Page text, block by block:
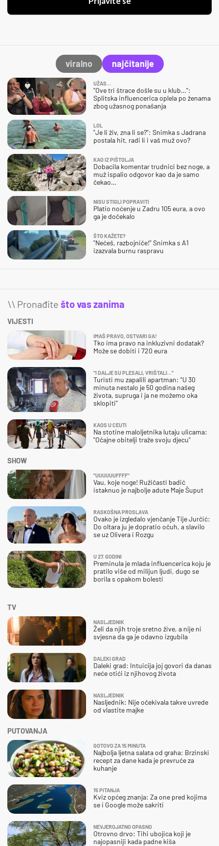
viralno najčitanije
UŽAS…
"Ove tri štrace došle su u klub…":
Splitska influencerica oplela po ženama
zbog užasnog ponašanja
LOL
"Je li živ, zna li se?": Snimka s Jadrana
postala hit, radi li i vaš muž ovo?
KAO IZ PIŠTOLJA
Dobacila komentar trudnici bez noge, a
muž ispalio odgovor kao da je samo
čekao…
NISU STIGLI POPRAVITI
Platio noćenje u Zadru 105 eura, a ovo
ga je dočekalo
ŠTO KAŽETE?
"Nećeš, razbojniče!" Snimka s A1
izazvala burnu raspravu
\\ Pronađite što vas zanima
VIJESTI
IMAŠ PRAVO, OSTVARI GA!
Tko ima pravo na inkluzivni dodatak?
Može se dobiti i 720 eura
"I DALJE SU PLESALI, VRIŠTALI..."
Turisti mu zapalili apartman: "U 30
minuta nestalo je 50 godina našeg
života, supruga i ja ne možemo oka
sklopiti"
KAOS U CEUTI
Na stotine maloljetnika lutaju ulicama:
"Očajne obitelji traže svoju djecu"
SHOW
"UUUUUUFFFF"
Vau, koje noge! Ružičasti badić
istaknuo je najbolje adute Maje Šuput
RASKOŠNA PROSLAVA
Ovako je izgledalo vjenčanje Tije Jurčić:
Do oltara ju je dopratio očuh, a slavilo
se uz Olivera i Rozgu
U 27. GODINI
Preminula je mlada influencerica koju je
pratilo više od milijun ljudi, dugo se
borila s opakom bolesti
TV
NASLJEDNIK
Želi da njih troje sretno žive, a nije ni
svjesna da ga je odavno izgubila
DALEKI GRAD
Daleki grad: Intuicija joj govori da danas
neće otići iz njihovog života
NASLJEDNIK
Nasljednik: Nije očekivala takve uvrede
od vlastite majke
PUTOVANJA
GOTOVO ZA 15 MINUTA
Najbolja ljetna salata od graha: Brzinski
recept za dane kada je prevruće za
kuhanje
15 PITANJA
Kviz općeg znanja: Za one pred kojima
se i Google može sakriti
NEVJEROJATNO OPASNO
Otrovno drvo: Tihi ubojica koji je
najopasniji kada padne kiša